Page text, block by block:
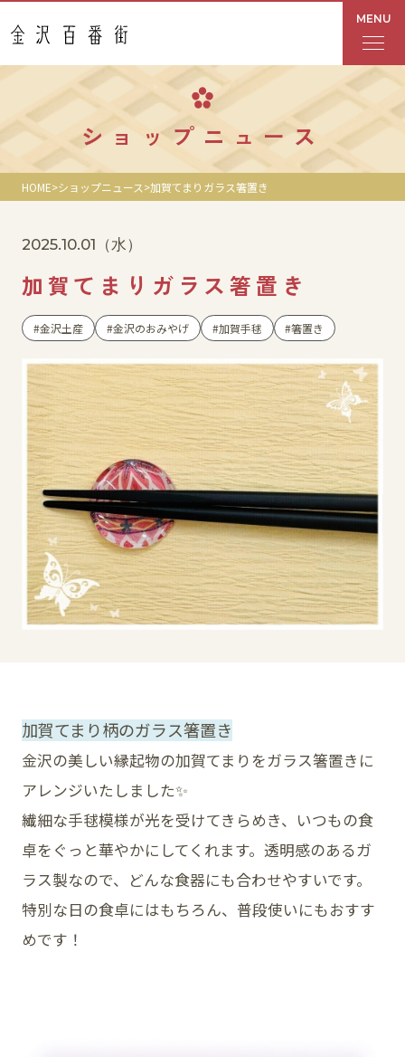
MENU
フロアガイド
あんと
Rinto
あんと西
ショップニュース
イベント
アクセス・パーキング
館内サービス
施設からのお知らせ
SNS
ショップニュース
HOME ショップニュース 加賀てまりガラス箸置き
2025.10.01 （水）
加賀てまりガラス箸置き
金沢土産 金沢のおみやげ 加賀手毬 箸置き
加賀てまり柄のガラス箸置き
金沢の美しい縁起物の加賀てまりをガラス箸置きに
アレンジいたしました✨
繊細な手毬模様が光を受けてきらめき、いつもの食
卓をぐっと華やかにしてくれます。透明感のあるガ
ラス製なので、どんな食器にも合わせやすいです。
特別な日の食卓にはもちろん、普段使いにもおすす
めです！